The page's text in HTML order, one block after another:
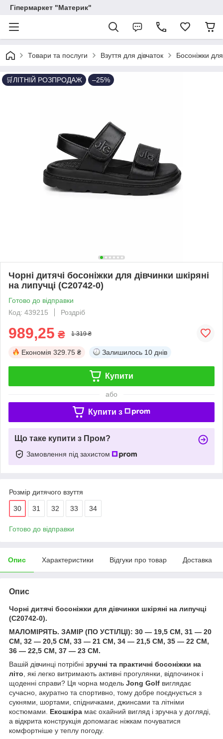
Гіпермаркет "Материк"
Товари та послуги Взуття для дівчаток Босоніжки для
🛒ЛІТНІЙ РОЗПРОДАЖ –25%
Чорні дитячі босоніжки для дівчинки шкіряні
на липучці (C20742-0)
Готово до відправки
Код: 439215
Роздріб
989,25 ₴ 1 319 ₴
Економія 329.75 ₴ Залишилось 10 днів
Купити
або
Купити з
Що таке купити з Пром?
Замовлення під захистом
Розмір дитячого взуття
30 31 32 33 34
Готово до відправки
Опис Характеристики Відгуки про товар Доставка
Опис
Чорні дитячі босоніжки для дівчинки шкіряні на липучці
(C20742-0).
МАЛОМІРЯТЬ. ЗАМІР (ПО УСТІЛЦІ): 30 — 19,5 СМ, 31 — 20
СМ, 32 — 20,5 СМ, 33 — 21 СМ, 34 — 21,5 СМ, 35 — 22 СМ,
36 — 22,5 СМ, 37 — 23 СМ.
Вашій дівчинці потрібні зручні та практичні босоніжки на
літо , які легко витримають активні прогулянки, відпочинок і
щоденні справи? Ця чорна модель Jong Golf виглядає
сучасно, акуратно та спортивно, тому добре поєднується з
сукнями, шортами, спідничками, джинсами та літніми
костюмами. Екошкіра має охайний вигляд і зручна у догляді,
а відкрита конструкція допомагає ніжкам почуватися
комфортніше у теплу погоду.